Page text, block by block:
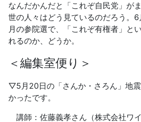
なんだかんだと「これぞ自民党」が
世の人々はどう見ているのだろう。6
月の参院選で、「これぞ有権者」と
れるのか、どうか。
＜編集室便り＞
▽5月20日の「さんか・さろん」地
かったです。
講師：佐藤義孝さん（株式会社ワ